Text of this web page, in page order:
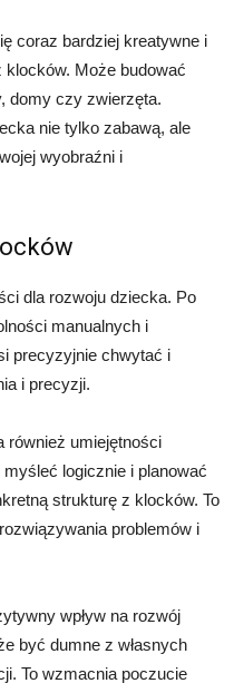
coraz bardziej kreatywne i
Może budować
domy czy zwierzęta.
nie tylko zabawą, ale
wyobraźni i
dla rozwoju dziecka. Po
manualnych i
precyzyjnie chwytać i
i precyzji.
również umiejętności
logicznie i planować
strukturę z klocków. To
problemów i
wpływ na rozwój
być dumne z własnych
To wzmacnia poczucie